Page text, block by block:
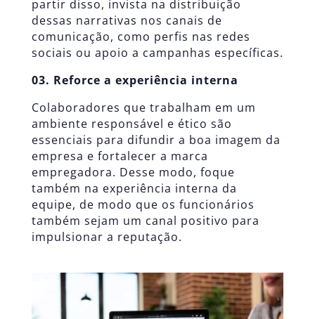
partir disso, invista na distribuição
dessas narrativas nos canais de
comunicação, como perfis nas redes
sociais ou apoio a campanhas específicas.
03. Reforce a experiência interna
Colaboradores que trabalham em um
ambiente responsável e ético são
essenciais para difundir a boa imagem da
empresa e fortalecer a marca
empregadora. Desse modo, foque
também na experiência interna da
equipe, de modo que os funcionários
também sejam um canal positivo para
impulsionar a reputação.